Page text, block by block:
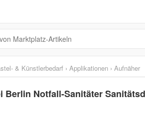
& Künstlerbedarf › Applikationen › Aufnäher
Berlin Notfall-Sanitäter